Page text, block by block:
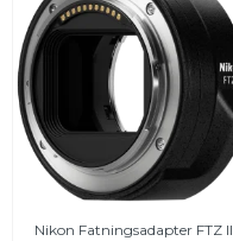
Nikon Fatningsadapter FTZ II